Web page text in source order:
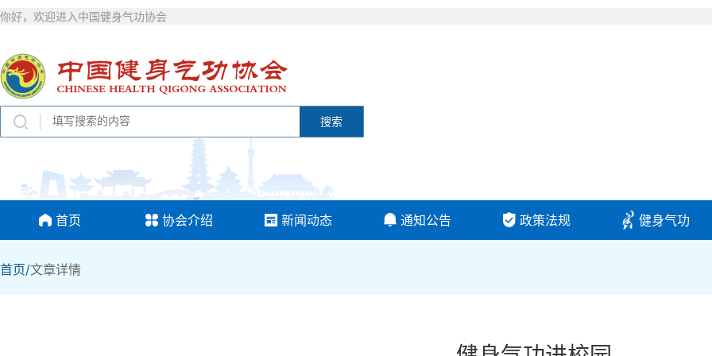
你好，欢迎进入中国健身气功协会
搜索
首页 协会介绍 新闻动态 通知公告 政策法规 健身气功
首页/文章详情